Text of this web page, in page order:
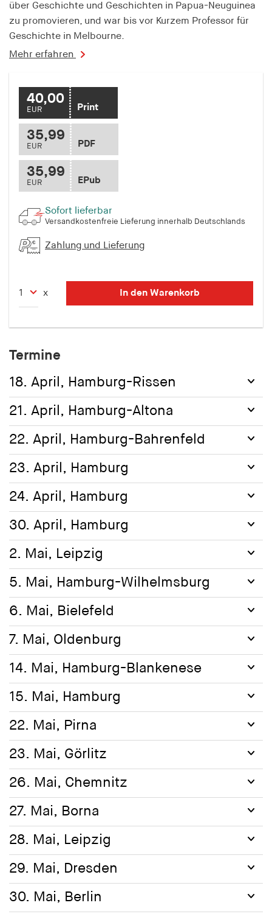
über Geschichte und Geschichten in Papua-Neuguinea
zu promovieren, und war bis vor Kurzem Professor für
Geschichte in Melbourne.
Mehr erfahren
40,00
EUR Print
35,99
EUR PDF
35,99
EUR EPub
Sofort lieferbar
Versandkostenfreie Lieferung innerhalb Deutschlands
Zahlung und Lieferung
x In den Warenkorb
Termine
18. April, Hamburg-Rissen
21. April, Hamburg-Altona
22. April, Hamburg-Bahrenfeld
23. April, Hamburg
24. April, Hamburg
30. April, Hamburg
Lesung und Gespräch:
»Lokalgeschichte und ›Asylkrise‹«
Dienstag, 30. April 2024, 19 Uhr
Hamburger Institut für Sozialforschung
Mittelweg 36
20148 Hamburg
Moderation: Knud Andresen, Forschungsstelle für
Zeitgeschichte
Eine Veranstaltung in Kooperation mit dem Hamburger
Institut für Sozialforschung und der Forschungsstelle für
2. Mai, Leipzig
5. Mai, Hamburg-Wilhelmsburg
6. Mai, Bielefeld
7. Mai, Oldenburg
14. Mai, Hamburg-Blankenese
15. Mai, Hamburg
22. Mai, Pirna
23. Mai, Görlitz
26. Mai, Chemnitz
27. Mai, Borna
28. Mai, Leipzig
29. Mai, Dresden
30. Mai, Berlin